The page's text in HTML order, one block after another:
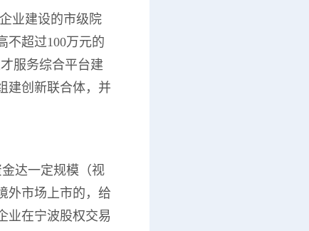
业建设的市级院
不超过100万元的
服务综合平台建
建创新联合体，并
达一定规模（视
外市场上市的，给
业在宁波股权交易